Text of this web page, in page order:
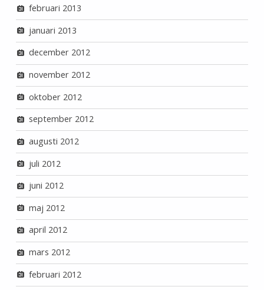
februari 2013
januari 2013
december 2012
november 2012
oktober 2012
september 2012
augusti 2012
juli 2012
juni 2012
maj 2012
april 2012
mars 2012
februari 2012